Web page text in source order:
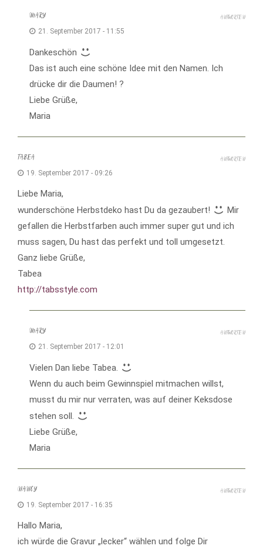
MARY
21. September 2017 - 11:55
Dankeschön
Das ist auch eine schöne Idee mit den Namen. Ich
drücke dir die Daumen! ?
Liebe Grüße,
Maria
ANTWORTEN
TABEA
19. September 2017 - 09:26
Liebe Maria,
wunderschöne Herbstdeko hast Du da gezaubert!
Mir
gefallen die Herbstfarben auch immer super gut und ich
muss sagen, Du hast das perfekt und toll umgesetzt.
Ganz liebe Grüße,
Tabea
http://tabsstyle.com
ANTWORTEN
MARY
21. September 2017 - 12:01
Vielen Dan liebe Tabea.
Wenn du auch beim Gewinnspiel mitmachen willst,
musst du mir nur verraten, was auf deiner Keksdose
stehen soll.
Liebe Grüße,
Maria
ANTWORTEN
NANCY
19. September 2017 - 16:35
Hallo Maria,
ich würde die Gravur „lecker“ wählen und folge Dir
ANTWORTEN